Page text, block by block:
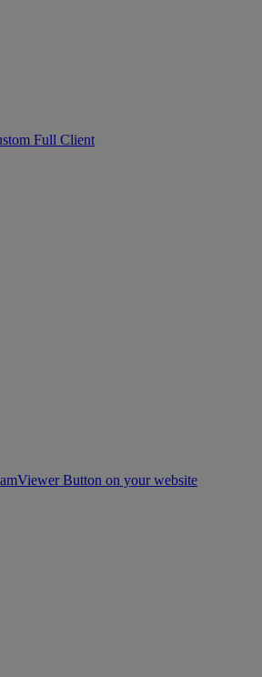
Full Client
Button on your website